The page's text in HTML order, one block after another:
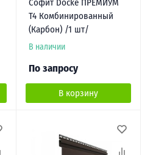
Т4 Комбинированный
(Карбон) /1 шт/
В наличии
По запросу
В корзину